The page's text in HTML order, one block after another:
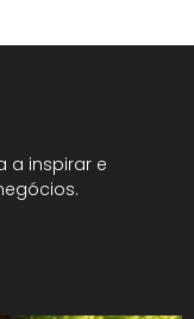
a inspirar e